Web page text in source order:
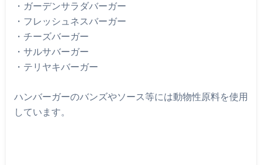
・ガーデンサラダバーガー
・フレッシュネスバーガー
・チーズバーガー
・サルサバーガー
・テリヤキバーガー
ハンバーガーのバンズやソース等には動物性原料を使用
しています。